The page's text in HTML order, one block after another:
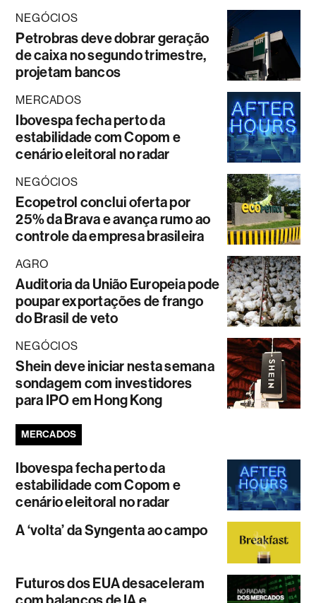
NEGÓCIOS
Petrobras deve dobrar geração
de caixa no segundo trimestre,
projetam bancos
MERCADOS
Ibovespa fecha perto da
estabilidade com Copom e
cenário eleitoral no radar
NEGÓCIOS
Ecopetrol conclui oferta por
25% da Brava e avança rumo ao
controle da empresa brasileira
AGRO
Auditoria da União Europeia pode
poupar exportações de frango
do Brasil de veto
NEGÓCIOS
Shein deve iniciar nesta semana
sondagem com investidores
para IPO em Hong Kong
MERCADOS
Ibovespa fecha perto da
estabilidade com Copom e
cenário eleitoral no radar
A ‘volta’ da Syngenta ao campo
Futuros dos EUA desaceleram